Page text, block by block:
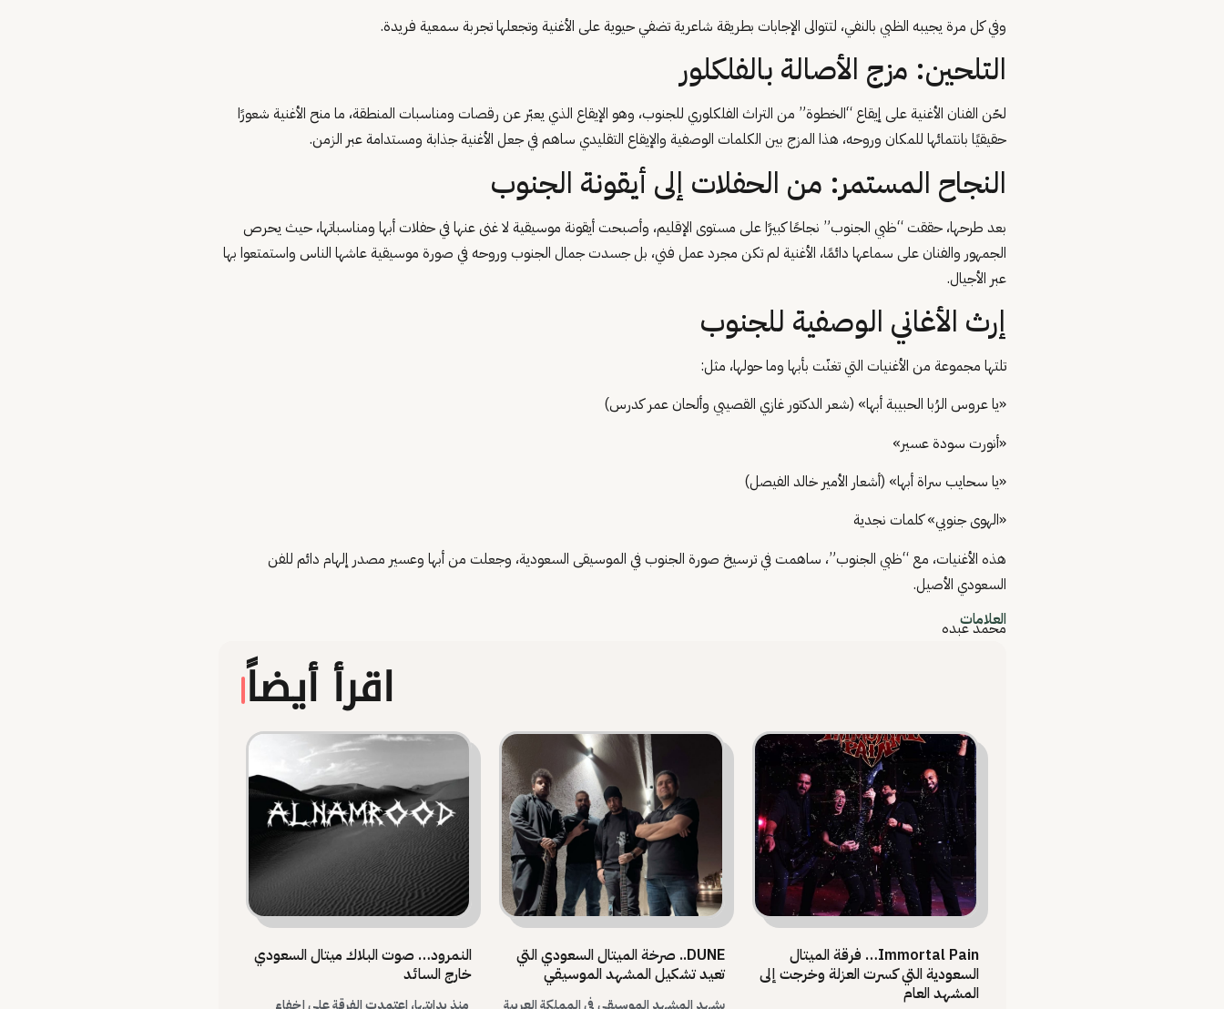
وفي كل مرة يجيبه الظبي بالنفي، لتتوالى الإجابات بطريقة شاعرية تضفي حيوية على الأغنية وتجعلها تجربة سمعية فريدة.
التلحين: مزج الأصالة بالفلكلور
لحّن الفنان الأغنية على إيقاع “الخطوة” من التراث الفلكلوري للجنوب، وهو الإيقاع الذي يعبّر عن رقصات ومناسبات المنطقة، ما منح الأغنية شعورًا
حقيقيًا بانتمائها للمكان وروحه، هذا المزج بين الكلمات الوصفية والإيقاع التقليدي ساهم في جعل الأغنية جذابة ومستدامة عبر الزمن.
النجاح المستمر: من الحفلات إلى أيقونة الجنوب
بعد طرحها، حققت “ظبي الجنوب” نجاحًا كبيرًا على مستوى الإقليم، وأصبحت أيقونة موسيقية لا غنى عنها في حفلات أبها ومناسباتها، حيث يحرص
الجمهور والفنان على سماعها دائمًا، الأغنية لم تكن مجرد عمل فني، بل جسدت جمال الجنوب وروحه في صورة موسيقية عاشها الناس واستمتعوا بها
عبر الأجيال.
إرث الأغاني الوصفية للجنوب
تلتها مجموعة من الأغنيات التي تغنّت بأبها وما حولها، مثل:
«يا عروس الرُبا الحبيبة أبها» (شعر الدكتور غازي القصيبي وألحان عمر كدرس)
«أنورت سودة عسير»
«يا سحايب سراة أبها» (أشعار الأمير خالد الفيصل)
«الهوى جنوبي» كلمات نجدية
هذه الأغنيات، مع “ظبي الجنوب”، ساهمت في ترسيخ صورة الجنوب في الموسيقى السعودية، وجعلت من أبها وعسير مصدر إلهام دائم للفن
السعودي الأصيل.
العلامات
محمد عبده
اقرأ أيضاً
Immortal Pain… فرقة الميتال
السعودية التي كسرت العزلة وخرجت إلى
المشهد العام
DUNE.. صرخة الميتال السعودي التي
تعيد تشكيل المشهد الموسيقي
يشهد المشهد الموسيقي في المملكة العربية
النمرود… صوت البلاك ميتال السعودي
خارج السائد
منذ بدايتها، اعتمدت الفرقة على إخفاء